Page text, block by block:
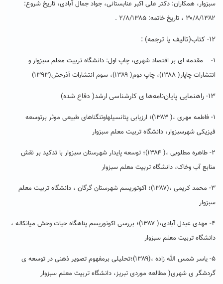
سبزوار، همکاران: دکتر علی اکبر عنابستانی، جواد جمال آبادی، تاریخ شروع:
۳۰/۸/۱۳۸۲ ، تاریخ خاتمه: ۲/۸/۱۳۸۵ .
۱۲- کتاب(تالیف یا ترجمه) :
۱- مقدمه ای بر اقتصاد شهری، چاپ اول: دانشگاه تربیت معلم سبزوار و
انتشارات چاپار( ۱۳۸۸)، چاپ دوم( ۱۳۸۹)، سوم انتشارات آذرخش(۱۳۹۳)
۱۳- راهنمایی پایان‌نامه‌ها ی کارشناسی ارشد( دفاع شده)
۱- فاطمه مهری ،( ۱۳۸۳)؛ ارزیابی پتانسیلهاوتنگناهای طبیعی موثر برتوسعه
فیزیکی شهرسبزوار، دانشگاه تربیت معلم سبزوار
۲- طاهره مطلوبی ،( ۱۳۸۴)؛ توسعه پایدار شهرستان سبزوار با تدکید بر نقش
منابع آب وخاک، دانشگاه تربیت معلم سبزوار
۳- محمد کریمی ،(۱۳۸۷)؛ اکوتوریسم شهرستان گرگان ، دانشگاه تربیت معلم
سبزوار
۴- مهدی عبدل آبادی،( ۱۳۸۷)؛ بررسی اکوتوریسم پناهگاه حیات وحش میانکاله ،
دانشگاه تربیت معلم سبزوار
۵- یاسر شمس الله زاده ،(۱۳۸۹)؛تحلیلی برمفهوم تصویر ذهنی در توسعه ی
گردشگر ی شهری( مطالعه موردی تبریز، دانشگاه تربیت معلم سبزوار